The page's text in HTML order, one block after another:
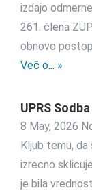
izdajo
261. člena
obnovo
Več o... »
UPRS
8 May, 2026
Kljub temu, da
izrecno
je bila